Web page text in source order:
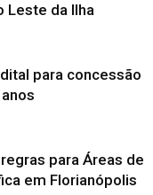
Leste da Ilha
para concessão
para Áreas de
em Florianópolis